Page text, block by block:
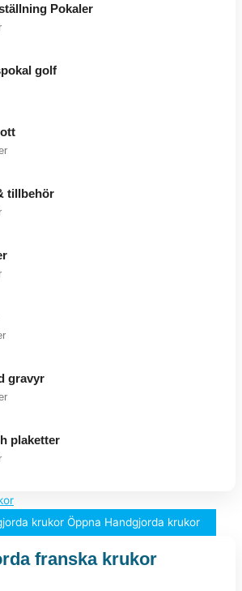
Pokaler
golf
tillbehör
gravyr
plaketter
krukor Öppna Handgjorda krukor
franska krukor